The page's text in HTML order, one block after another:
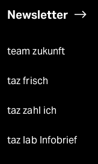
Newsletter
team zukunft
taz frisch
taz zahl ich
taz lab Infobrief